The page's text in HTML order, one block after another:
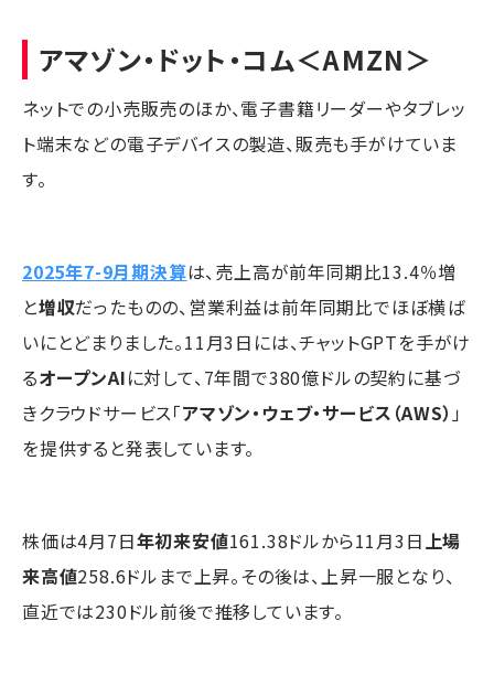
アマゾン・ドット・コム＜AMZN＞
ネットでの小売販売のほか、電子書籍リーダーやタブレッ
ト端末などの電子デバイスの製造、販売も手がけていま
す。
2025年7-9月期決算は、売上高が前年同期比13.4％増
と増収だったものの、営業利益は前年同期比でほぼ横ば
いにとどまりました。11月3日には、チャットGPTを手がけ
るオープンAIに対して、7年間で380億ドルの契約に基づ
きクラウドサービス「アマゾン・ウェブ・サービス（AWS） 」
を提供すると発表しています。
株価は4月7日年初来安値161.38ドルから11月3日上場
来高値258.6ドルまで上昇。その後は、上昇一服となり、
直近では230ドル前後で推移しています。